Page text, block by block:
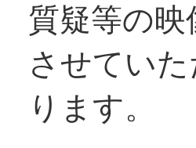
質疑等の映
させてい
ります。